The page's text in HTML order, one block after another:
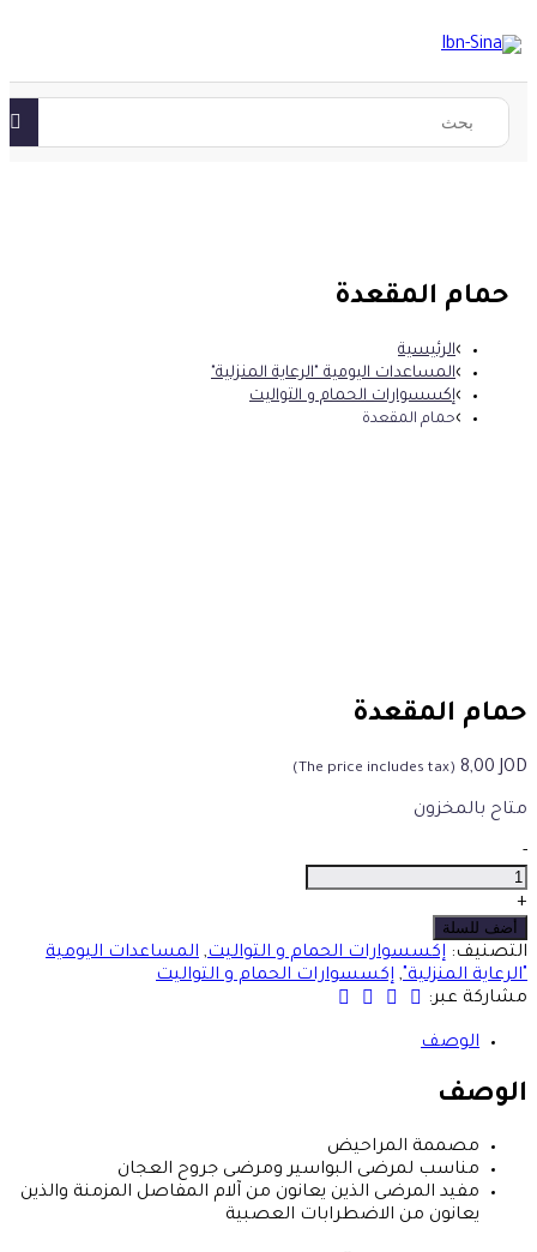
حمام المقعدة
الرئيسية
المساعدات اليومية "الرعاية المنزلية"
إكسسوارات الحمام و التواليت
حمام المقعدة
حمام المقعدة
8,00 JOD
(The price includes tax)
متاح بالمخزون
حمام
المقعدة
الكمية
-
+
أضف للسلة
التصنيف: إكسسوارات الحمام و التواليت, المساعدات اليومية
"الرعاية المنزلية", إكسسوارات الحمام و التواليت
مشاركة عبر:
الوصف
الوصف
مصممة المراحيض
مناسب لمرضى البواسير ومرضى جروح العجان
مفيد المرضى الذين يعانون من آلام المفاصل المزمنة والذين
يعانون من الاضطرابات العصبية